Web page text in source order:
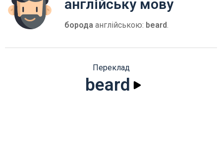
англійську мову
борода англійською: beard.
Переклад
beard